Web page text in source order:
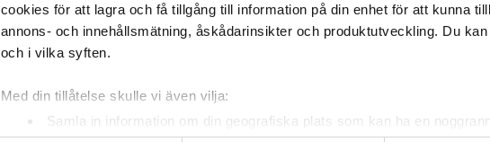
cookies för att lagra och få tillgång till information på din enhet för att kunna
annons- och innehållsmätning, åskådarinsikter och produktutveckling. Du
och i vilka syften.
Med din tillåtelse skulle vi även vilja:
Samla in information om din geografiska plats som kan ha en